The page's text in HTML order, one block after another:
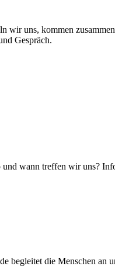
wir uns, kommen
Gespräch.
und wann treffen wir uns?
begleitet die Menschen an